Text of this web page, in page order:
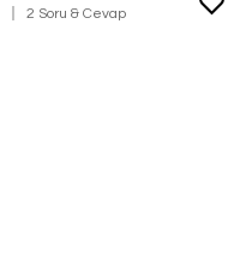
2 Soru & Cevap